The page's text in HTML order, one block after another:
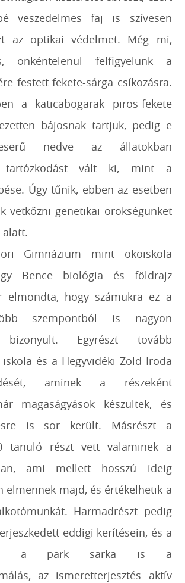
veszedelmes faj is szívesen
az optikai védelmet. Még mi,
önkéntelenül felfigyelünk a
festett fekete-sárga csíkozásra.
a katicabogarak piros-fekete
bájosnak tartjuk, pedig e
nedve az állatokban
tartózkodást vált ki, mint a
Úgy tűnik, ebben az esetben
vetkőzni genetikai örökségünket
alatt.
Gimnázium mint ökoiskola
Bence biológia és földrajz
elmondta, hogy számukra ez a
szempontból is nagyon
bizonyult. Egyrészt tovább
és a Hegyvidéki Zöld Iroda
aminek a részeként
magaságyások készültek, és
is sor került. Másrészt a
tanuló részt vett valaminek a
ami mellett hosszú ideig
elmennek majd, és értékelhetik a
Harmadrészt pedig
eddigi kerítésein, és a
a park sarka is a
az ismeretterjesztés aktív